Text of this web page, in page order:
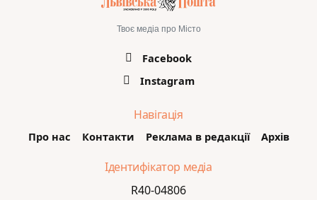
Твоє медіа про Місто
Facebook
Instagram
Навігація
Про нас Контакти Реклама в редакції Архів
Ідентифікатор медіа
R40-04806